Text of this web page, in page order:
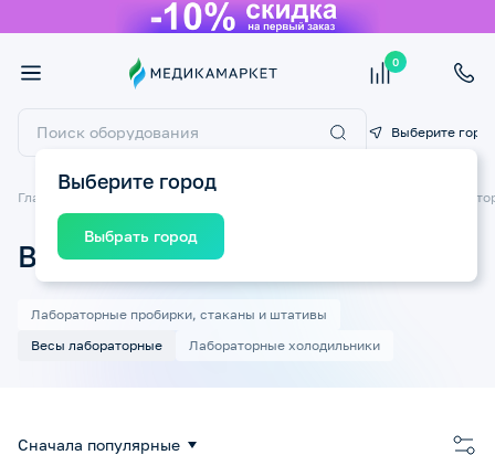
0
Выберите город
Выберите город
Выбрать город
Главная Товары для медицинских учреждений Товары для
Весы лабораторные
Лабораторные пробирки, стаканы и штативы
Весы лабораторные
Лабораторные холодильники
Сначала популярные